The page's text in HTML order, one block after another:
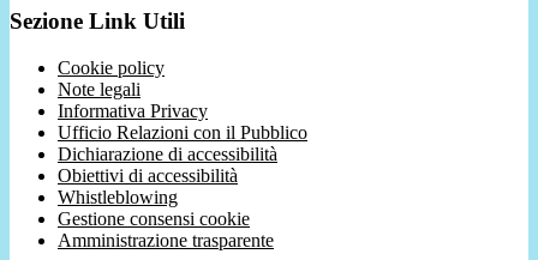
Sezione Link Utili
Cookie policy
Note legali
Informativa Privacy
Ufficio Relazioni con il Pubblico
Dichiarazione di accessibilità
Obiettivi di accessibilità
Whistleblowing
Gestione consensi cookie
Amministrazione trasparente